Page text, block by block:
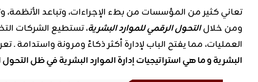
تعاني كثير من المؤسسات من بطء الإجراءات، وتباعد
ومن خلالالتحول الرقمي للموارد البشرية، تستطيع الشركات
العمليات، مما يفتح الباب لإدارة أكثر ذكاءً ومرونة واستدامة .
البشرية و ما هي استراتيجيات إدارة الموارد البشرية في ظل